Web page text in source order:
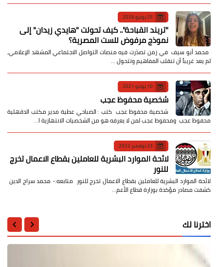
25 يوليو 2026
​"تريند القباحة".. كيف تحولت "هايدي زيدان" إلى
نموذج مرفوض للست المصرية؟
​ محمد أبو سيف ​في زمن تصدّرت فيه منصات التواصل الاجتماعي المشهد الإعلامي،
لم يعد غريباً أن تنقلب المفاهيم وتتحول …
10 يونيو 2021
شخصية محفوظ عجب
شخصية محفوظ عجب كتب : الصباحي عطية مدير مكتب الدقهلية
محفوظ عجب ومحفوظ عجب لمن لا يعرفه هو من الشخصيات الانتهازية ا…
23 نوفمبر 2022
لائحة الموارد البشرية للعاملين بقطاع الاعمال تخرج
للنور
لائحة الموارد البشرية للعاملين بقطاع الاعمال تخرج للنور متابعه:- محمد سراج الدين
كشفت مصادر مؤكدة بوزارة قطاع الأعم…
اخترنا لك